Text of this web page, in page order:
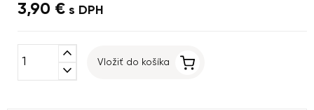
3,90 € s DPH
expand_less
expand_more
Vložiť do košíka